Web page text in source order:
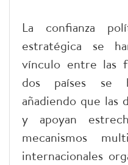
La confianza
estratégica se
vínculo entre las
dos países se
añadiendo que las
y apoyan
mecanismos
internacionales